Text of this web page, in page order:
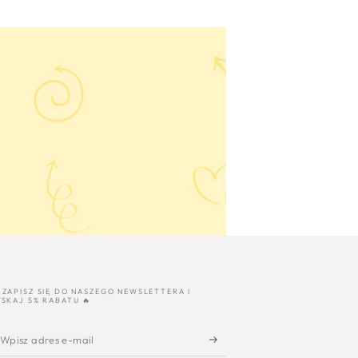
ZAPISZ SIĘ DO NASZEGO NEWSLETTERA I
5% RABATU 🔥